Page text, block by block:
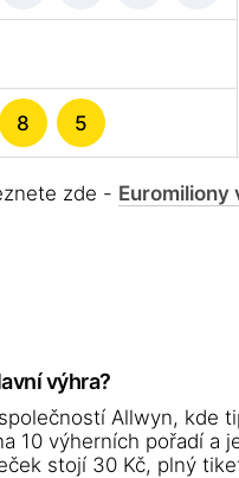
8 5
zde - Euromiliony
výhra?
Allwyn, kde
10 výherních pořadí a
stojí 30 Kč, plný